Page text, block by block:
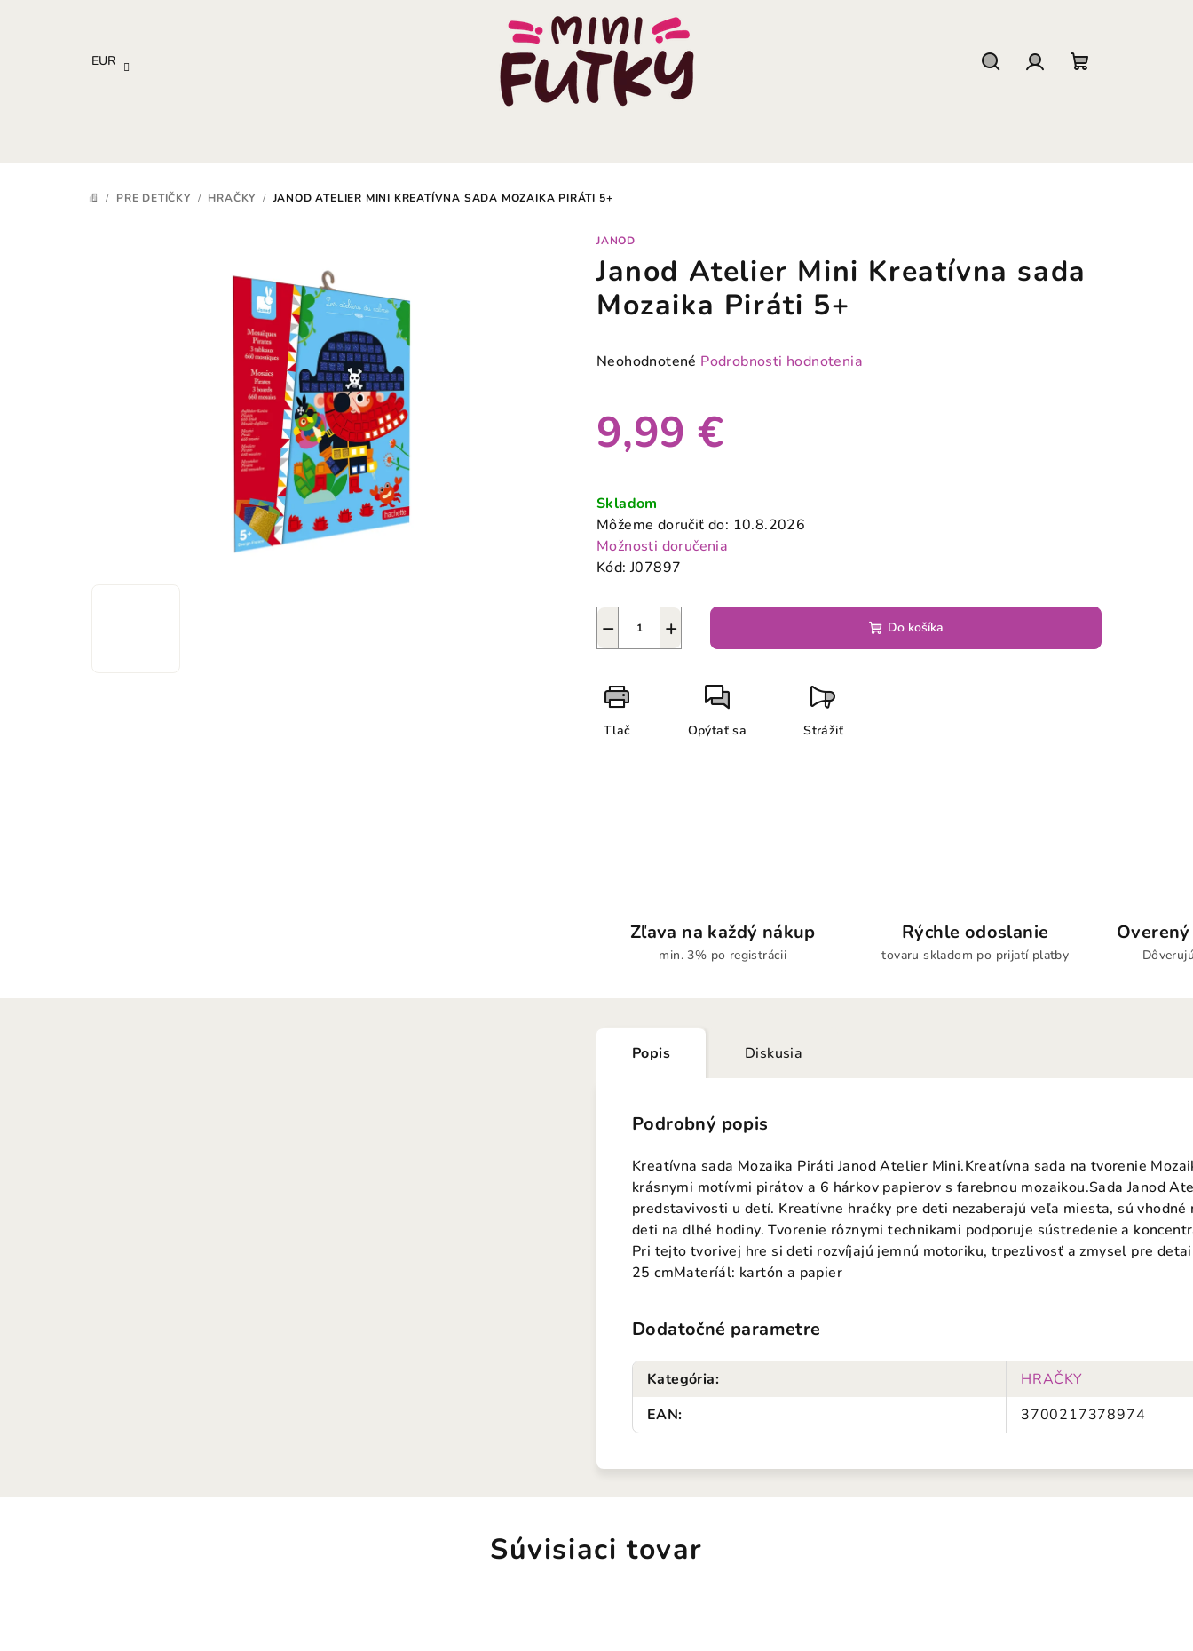
EUR
DOMOV
/ PRE DETIČKY / HRAČKY / JANOD ATELIER MINI KREATÍVNA SADA MOZAIKA PIRÁTI 5+
JANOD
Janod Atelier Mini Kreatívna sada
Mozaika Piráti 5+
Priemerné
je
0,0
hviezdičiek.
Neohodnotené Podrobnosti hodnotenia
9,99 €
cena:
Skladom
Môžeme doručiť do: 10.8.2026
Možnosti doručenia
Kód: J07897
+
− Do košíka
Tlač Opýtať sa Strážiť
Zľava na každý nákup
min. 3% po registrácii
Rýchle odoslanie
tovaru skladom po prijatí platby
Popis Diskusia
Podrobný popis
Kreatívna sada Mozaika Piráti Janod Atelier Mini.Kreatívna sada na tvorenie
krásnymi motívmi pirátov a 6 hárkov papierov s farebnou mozaikou.Sada Janod
predstavivosti u detí. Kreatívne hračky pre deti nezaberajú veľa miesta, sú
deti na dlhé hodiny. Tvorenie rôznymi technikami podporuje sústredenie a
Pri tejto tvorivej hre si deti rozvíjajú jemnú motoriku, trpezlivosť a zmysel pre
25 cmMateríál: kartón a papier
Dodatočné parametre
Kategória:
HRAČKY
EAN: 3700217378974
Súvisiaci tovar